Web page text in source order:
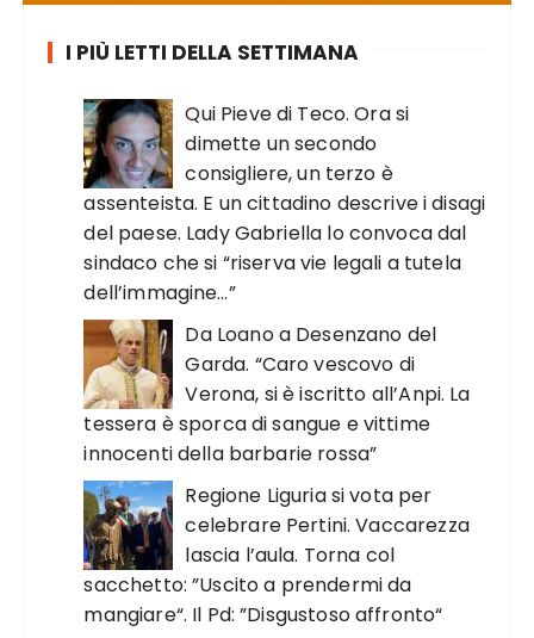
I PIÙ LETTI DELLA SETTIMANA
Qui Pieve di Teco. Ora si
dimette un secondo
consigliere, un terzo è
assenteista. E un cittadino descrive i disagi
del paese. Lady Gabriella lo convoca dal
sindaco che si “riserva vie legali a tutela
dell’immagine…”
Da Loano a Desenzano del
Garda. “Caro vescovo di
Verona, si è iscritto all’Anpi. La
tessera è sporca di sangue e vittime
innocenti della barbarie rossa”
Regione Liguria si vota per
celebrare Pertini. Vaccarezza
lascia l’aula. Torna col
sacchetto: ”Uscito a prendermi da
mangiare“. Il Pd: ”Disgustoso affronto“